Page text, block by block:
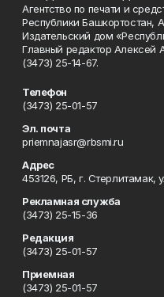
Агентство по печати и
Республики Башкортостан,
Издательский дом
Главный редактор Алексей
(3473) 25-14-67.
Телефон
(3473) 25-01-57
Эл. почта
priemnajasr@rbsmi.ru
Адрес
453126, РБ, г. Стерлитамак,
Рекламная служба
(3473) 25-15-36
Редакция
(3473) 25-01-57
Приемная
(3473) 25-01-57